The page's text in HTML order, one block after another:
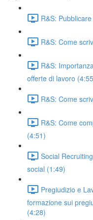
R&S:
R&S: Come
R&S:
offerte di lavoro
R&S: Come
R&S: Come
(4:51)
Social
social (1:49)
Pregiudizio e
formazione sui
(4:28)